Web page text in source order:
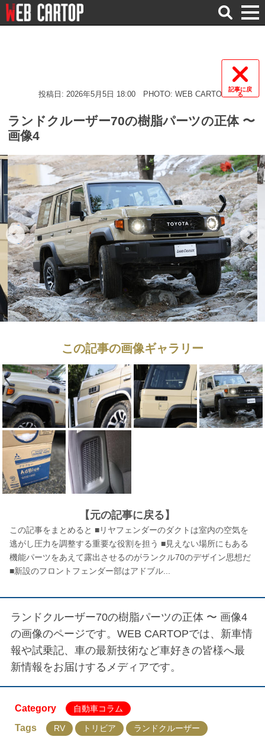
検
索
記事に戻
る
投稿日: 2026年5月5日 18:00 PHOTO: WEB CARTOP
ランドクルーザー70の樹脂パーツの正体 〜
画像4
この記事の画像ギャラリー
【元の記事に戻る】
この記事をまとめると ■リヤフェンダーのダクトは室内の空気を
逃がし圧力を調整する重要な役割を担う ■見えない場所にもある
機能パーツをあえて露出させるのがランクル70のデザイン思想だ
■新設のフロントフェンダー部はアドブル...
ランドクルーザー70の樹脂パーツの正体 〜 画像4
の画像のページです。WEB CARTOPでは、新車情
報や試乗記、車の最新技術など車好きの皆様へ最
新情報をお届けするメディアです。
Category 自動車コラム
Tags RV トリビア ランドクルーザー